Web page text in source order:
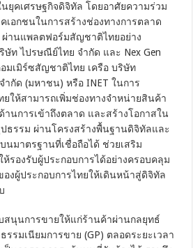
ยุคเศรษฐกิจดิจิทัล โดยอาศัยความร่วม
เอกชนในการสร้างช่องทางการตลาด
านแพลตฟอร์มสัญชาติไทยอย่าง
ษัท ไปรษณีย์ไทย จำกัด และ Nex Gen
อมเมิร์ซสัญชาติไทย เครือ บริษัท
ำกัด (มหาชน) หรือ INET ในการ
ให้สามารถเพิ่มช่องทางจำหน่ายสินค้า
นการเข้าถึงตลาด และสร้างโอกาสใน
ปธรรม ผ่านโครงสร้างพื้นฐานดิจิทัลและ
มาตรฐานที่เชื่อถือได้ ช่วยเสริม
รองรับผู้ประกอบการได้อย่างครอบคลุม
องผู้ประกอบการไทยให้เดินหน้าสู่ดิจิทัล
สนุนการขายให้แก่ร้านค้าผ่านกลยุทธ์
รรมเนียมการขาย (GP) ตลอดระยะเวลา